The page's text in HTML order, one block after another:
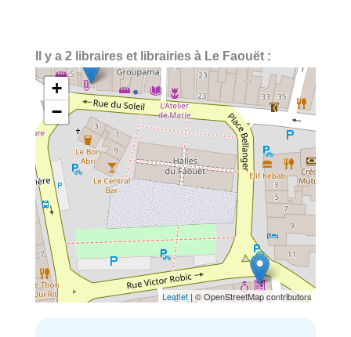
Il y a 2 libraires et librairies à Le Faouët :
+
−
Leaflet | © OpenStreetMap contributors